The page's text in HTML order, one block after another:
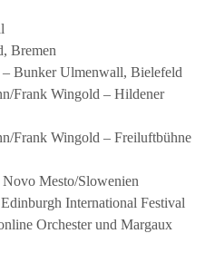
Bremen
Bunker Ulmenwall, Bielefeld
Frank Wingold – Hildener
Frank Wingold – Freiluftbühne
Novo Mesto/Slowenien
International Festival
Orchester und Margaux